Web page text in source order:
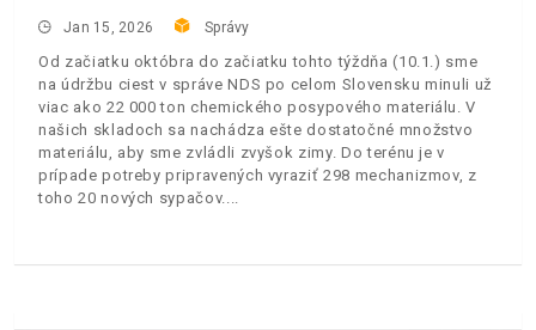
Jan 15, 2026 Správy
Od začiatku októbra do začiatku tohto týždňa (10.1.) sme
na údržbu ciest v správe NDS po celom Slovensku minuli už
viac ako 22 000 ton chemického posypového materiálu. V
našich skladoch sa nachádza ešte dostatočné množstvo
materiálu, aby sme zvládli zvyšok zimy. Do terénu je v
prípade potreby pripravených vyraziť 298 mechanizmov, z
toho 20 nových sypačov.